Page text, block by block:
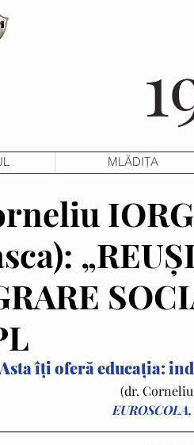
MLĂDIȚA
îţi oferă educaţia:
(dr. Corneliu